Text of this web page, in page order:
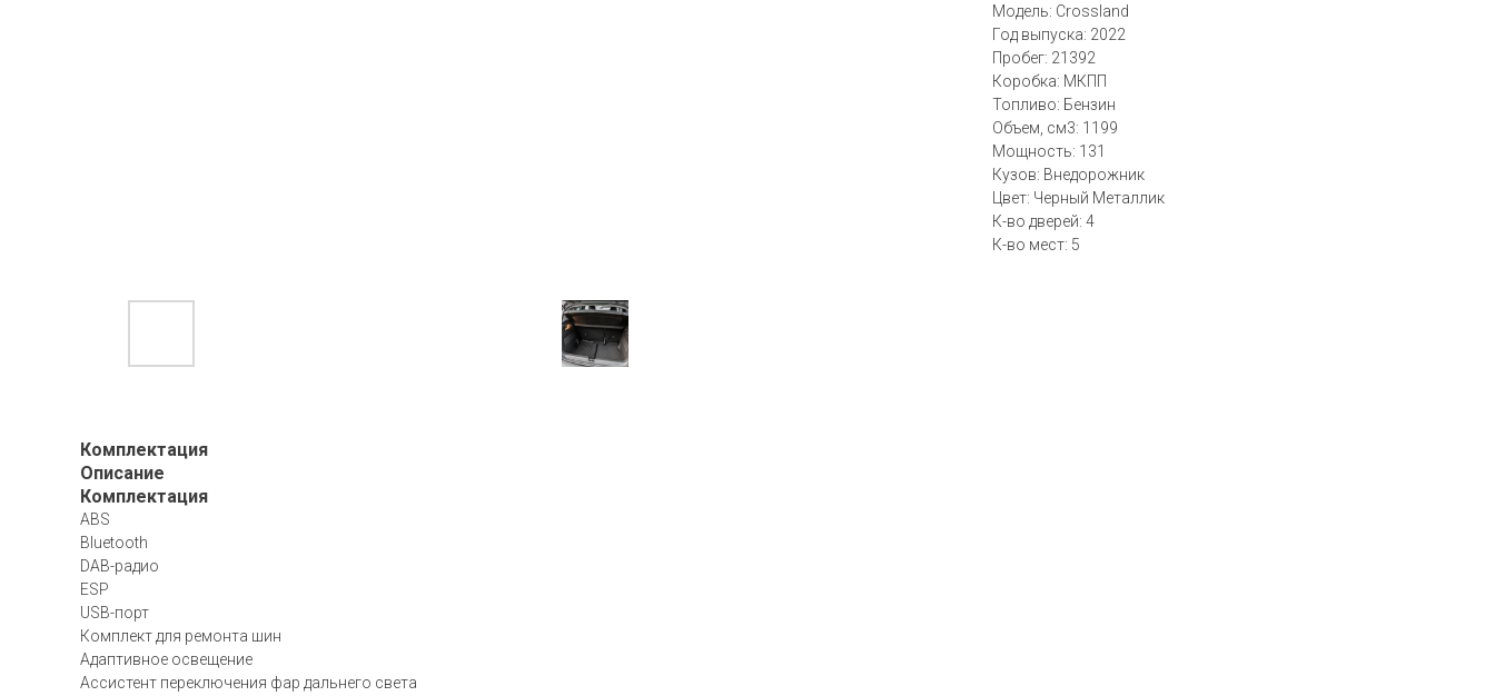
Модель: Crossland
Год выпуска: 2022
Пробег: 21392
Коробка: МКПП
Топливо: Бензин
Объем, см3: 1199
Мощность: 131
Кузов: Внедорожник
Цвет: Черный Металлик
К-во дверей: 4
К-во мест: 5
Комплектация
Описание
Комплектация
ABS
Bluetooth
DAB-радио
ESP
USB-порт
Комплект для ремонта шин
Адаптивное освещение
Ассистент переключения фар дальнего света